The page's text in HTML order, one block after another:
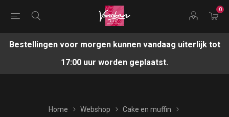
0
Bestellingen voor morgen kunnen vandaag uiterlijk tot
17:00 uur worden geplaatst.
Home Webshop
Cake en muffin